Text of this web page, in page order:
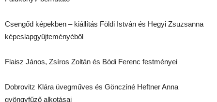
Csengőd képekben – kiállítás Földi István és Hegyi Zsuzsanna
képeslapgyűjteményéből
Flaisz János, Zsíros Zoltán és Bódi Ferenc festményei
Dobrovitz Klára üvegműves és Göncziné Heftner Anna
gyöngyfűző alkotásai